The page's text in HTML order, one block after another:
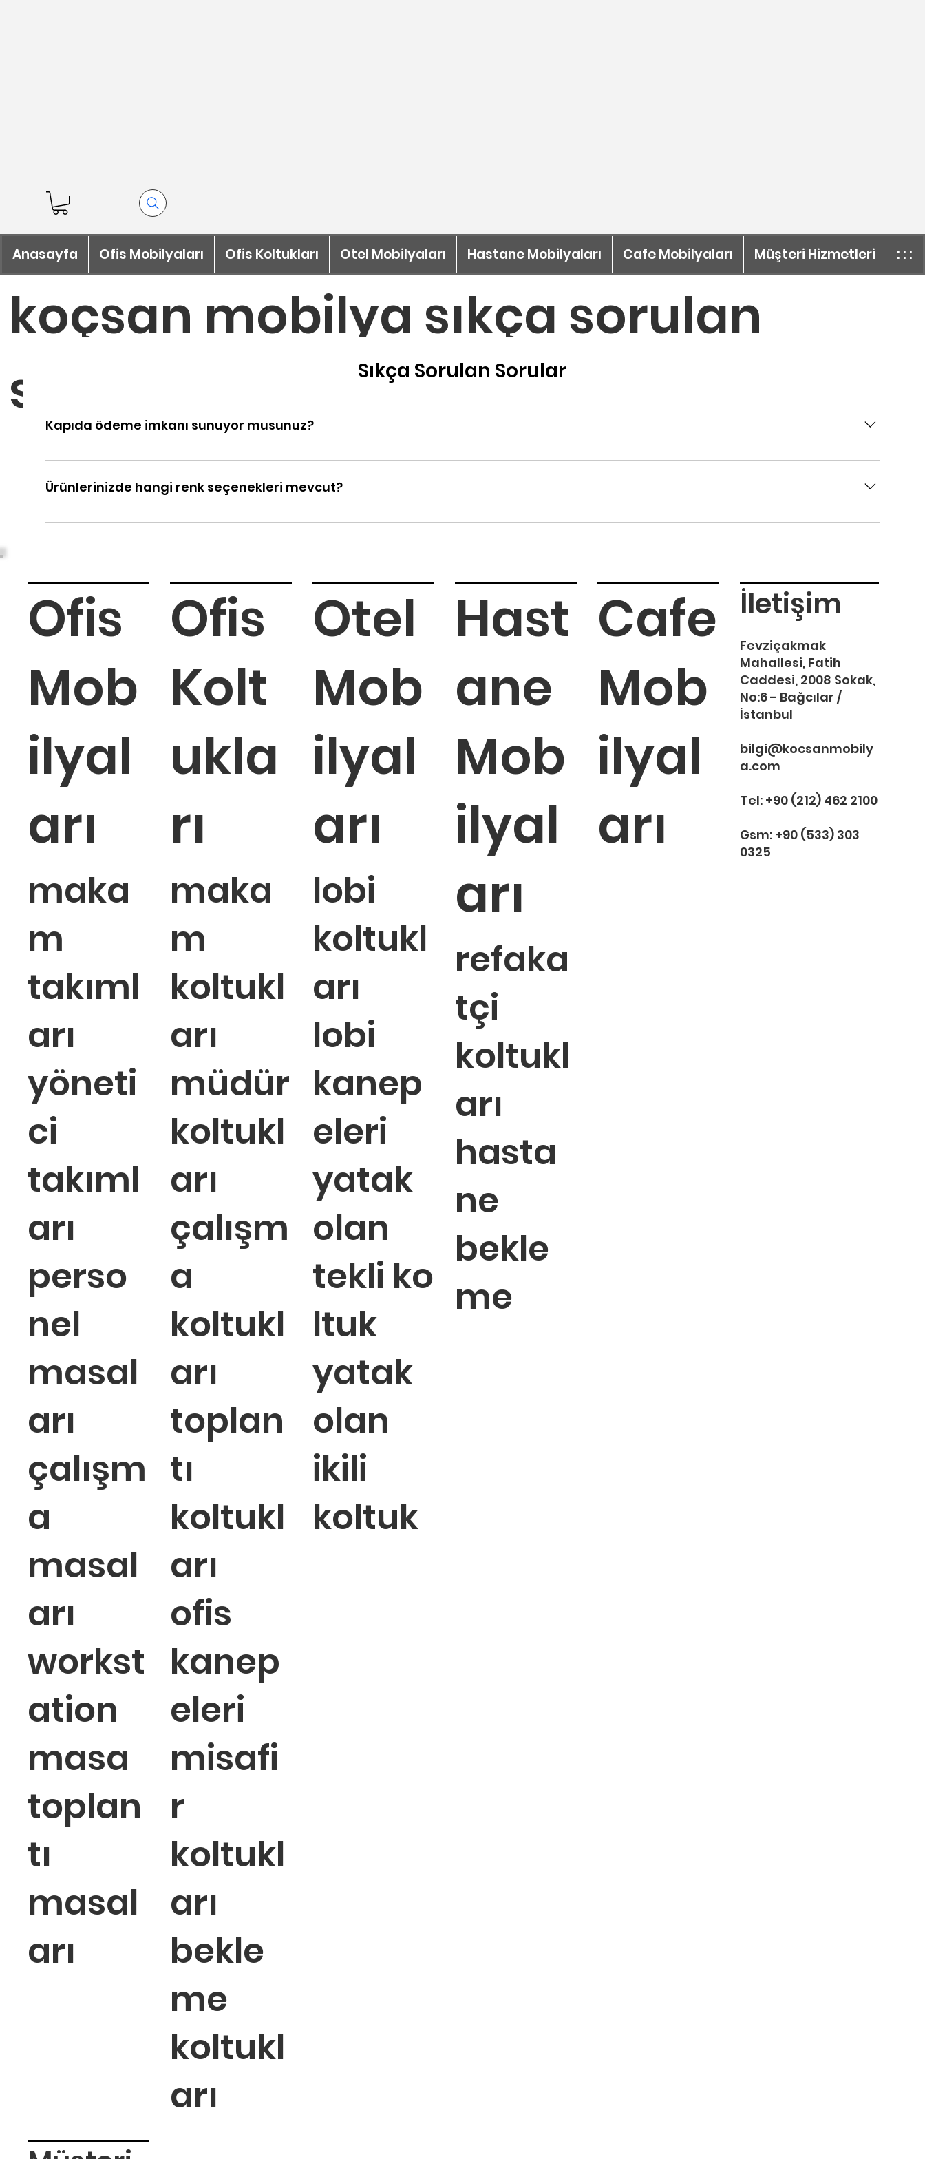
Anasayfa Ofis Mobilyaları Ofis Koltukları Otel Mobilyaları Hastane Mobilyaları Cafe Mobilyaları Müşteri Hizmetleri : : :
koçsan mobilya sıkça sorulan
sorular
Sıkça Sorulan Sorular
Kapıda ödeme imkanı sunuyor musunuz?
Evet, İstanbul içindeki teslimatlarda kapıda ödeme seçeneğimiz mevcuttur. Bu hizmetimiz, müşterilerimizin ödeme işlemlerini daha kolay ve
güvenli bir şekilde gerçekleştirmelerini sağlamak amacıyla sunulmaktadır.
Ürünlerinizde hangi renk seçenekleri mevcut?
Evet, ürünlerimiz geniş bir renk yelpazesi sunmaktadır. Ahşap, deri ve kumaş kaplama seçeneklerimiz arasından tercih yapabilirsiniz. Detaylı bilgi
Ofis
Mob
ilyal
arı
maka
m
takıml
arı
yöneti
ci
takıml
arı
perso
nel
masal
arı
çalışm
a
masal
arı
workst
ation
masa
toplan
tı
masal
arı
Ofis
Kolt
ukla
rı
maka
m
koltukl
arı
müdür
koltukl
arı
çalışm
a
koltukl
arı
toplan
tı
koltukl
arı
ofis
kanep
eleri
misafi
r
koltukl
arı
bekle
me
koltukl
arı
Otel
Mob
ilyal
arı
lobi
koltukl
arı
lobi
kanep
eleri
yatak
olan
tekli ko
ltuk
yatak
olan
ikili
koltuk
Hast
ane
Mob
ilyal
arı
refaka
tçi
koltukl
arı
hasta
ne
bekle
me
Cafe
Mob
ilyal
arı
İletişim
Fevziçakmak
Mahallesi, Fatih
Caddesi, 2008 Sokak,
No:6 - Bağcılar /
İstanbul
bilgi@kocsanmobily
a.com
Tel: +90 (212) 462 2100
Gsm: +90 (533) 303
0325